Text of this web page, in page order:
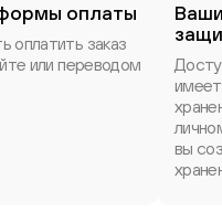
оплаты
оплатить заказ
или переводом
вы